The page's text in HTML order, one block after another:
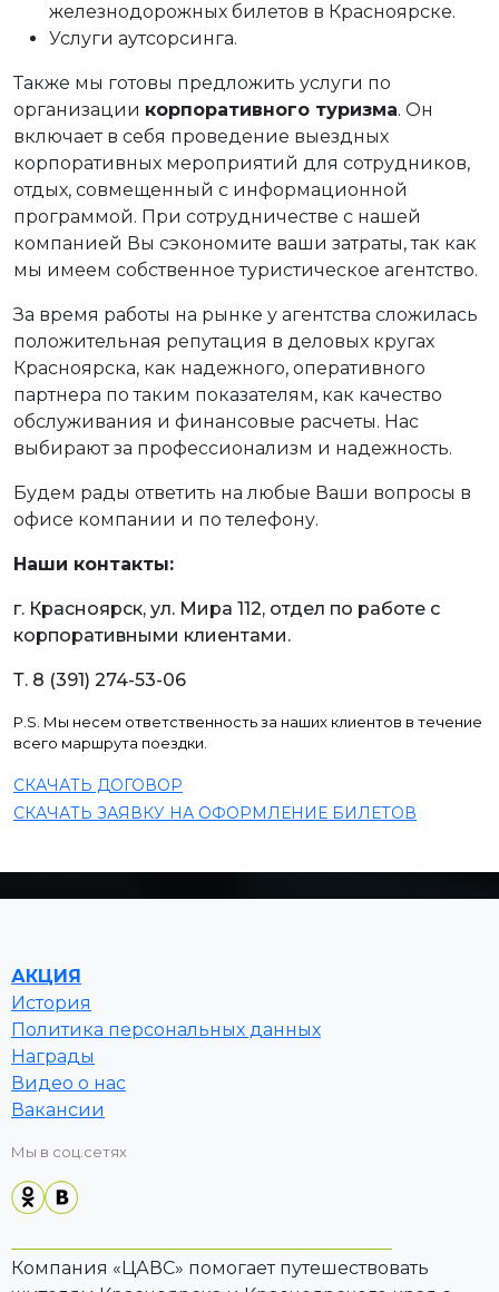
железнодорожных билетов в Красноярске.
Услуги аутсорсинга.
Также мы готовы предложить услуги по
организации корпоративного туризма. Он
включает в себя проведение выездных
корпоративных мероприятий для сотрудников,
отдых, совмещенный с информационной
программой. При сотрудничестве с нашей
компанией Вы сэкономите ваши затраты, так как
мы имеем собственное туристическое агентство.
За время работы на рынке у агентства сложилась
положительная репутация в деловых кругах
Красноярска, как надежного, оперативного
партнера по таким показателям, как качество
обслуживания и финансовые расчеты. Нас
выбирают за профессионализм и надежность.
Будем рады ответить на любые Ваши вопросы в
офисе компании и по телефону.
Наши контакты:
г. Красноярск, ул. Мира 112, отдел по работе с
корпоративными клиентами.
Т. 8 (391) 274-53-06
P.S. Мы несем ответственность за наших клиентов в течение
всего маршрута поездки.
СКАЧАТЬ ДОГОВОР
СКАЧАТЬ ЗАЯВКУ НА ОФОРМЛЕНИЕ БИЛЕТОВ
Компания «ЦАВС» помогает путешествовать
АКЦИЯ
История
Политика персональных данных
Награды
Видео о нас
Вакансии
Мы в соц.сетях